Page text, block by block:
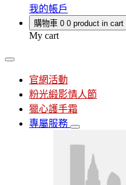
我的帳戶
購物車 0 0 product in cart
My cart
官網活動
粉光緞影情人節
獵心護手霜
專屬服務